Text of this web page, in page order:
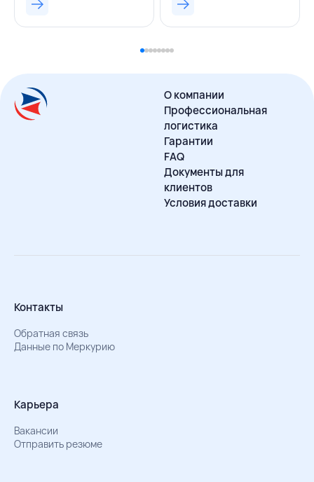
О компании
Профессиональная
логистика
Гарантии
FAQ
Документы для
клиентов
Условия доставки
Контакты
Обратная связь
Данные по Меркурию
Карьера
Вакансии
Отправить резюме